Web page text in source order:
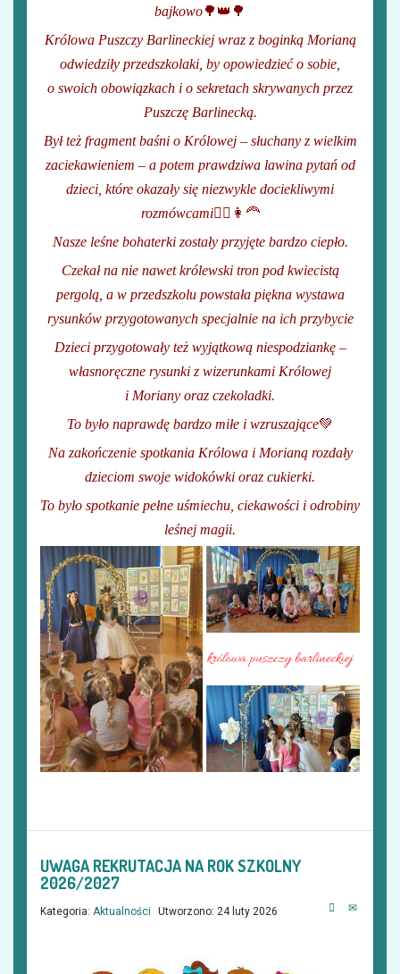
bajkowo🌳👑🌳
Królowa Puszczy Barlineckiej wraz z boginką Morianą
odwiedziły przedszkolaki, by opowiedzieć o sobie,
o swoich obowiązkach i o sekretach skrywanych przez
Puszczę Barlinecką.
Był też fragment baśni o Królowej – słuchany z wielkim
zaciekawieniem – a potem prawdziwa lawina pytań od
dzieci, które okazały się niezwykle dociekliwymi
rozmówcami👱‍♂️👩‍🦰
Nasze leśne bohaterki zostały przyjęte bardzo ciepło.
Czekał na nie nawet królewski tron pod kwiecistą
pergolą, a w przedszkolu powstała piękna wystawa
rysunków przygotowanych specjalnie na ich przybycie
Dzieci przygotowały też wyjątkową niespodziankę –
własnoręczne rysunki z wizerunkami Królowej
i Moriany oraz czekoladki.
To było naprawdę bardzo miłe i wzruszające💚
Na zakończenie spotkania Królowa i Morianą rozdały
dzieciom swoje widokówki oraz cukierki.
To było spotkanie pełne uśmiechu, ciekawości i odrobiny
leśnej magii.
UWAGA REKRUTACJA NA ROK SZKOLNY
2026/2027
Kategoria: Aktualności Utworzono: 24 luty 2026